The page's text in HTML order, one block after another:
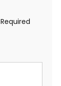
Required